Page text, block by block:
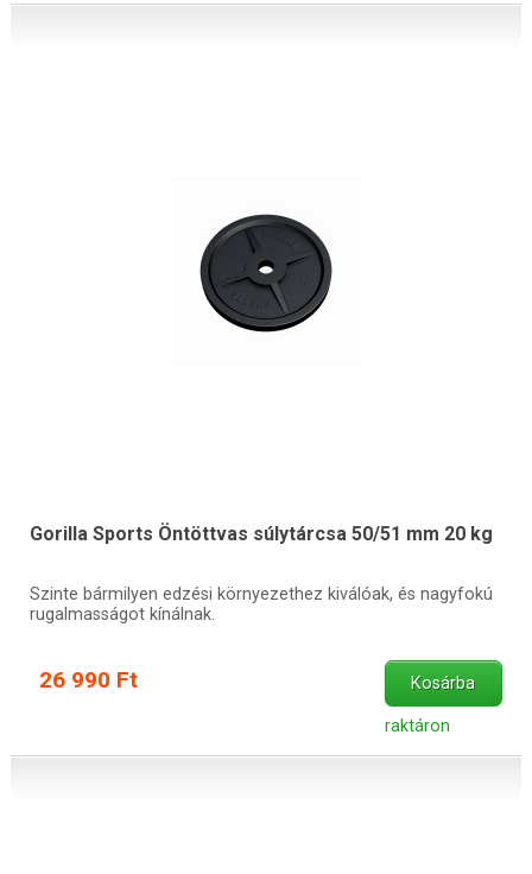
Gorilla Sports Öntöttvas súlytárcsa 50/51 mm 20 kg
Szinte bármilyen edzési környezethez kiválóak, és nagyfokú
rugalmasságot kínálnak.
26 990 Ft Kosárba
raktáron